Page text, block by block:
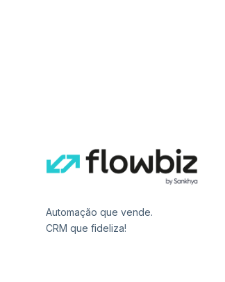
Automação que vende.
CRM que fideliza!